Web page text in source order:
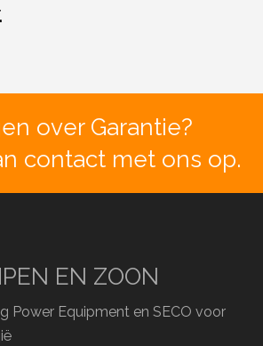
over Garantie?
contact met ons op.
EN ZOON
Power Equipment en SECO voor